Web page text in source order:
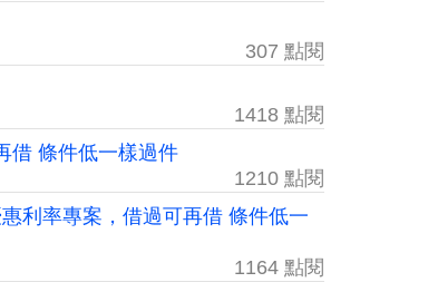
307 點閱
1418 點閱
借 條件低一樣過件
1210 點閱
利率專案，借過可再借 條件低一
1164 點閱